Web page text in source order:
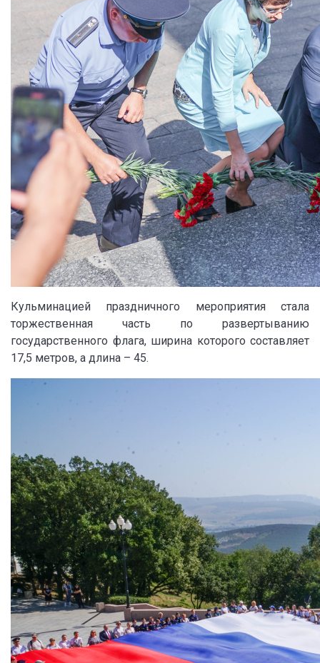
Кульминацией праздничного мероприятия стала
торжественная часть по развертыванию
государственного флага, ширина которого составляет
17,5 метров, а длина – 45.